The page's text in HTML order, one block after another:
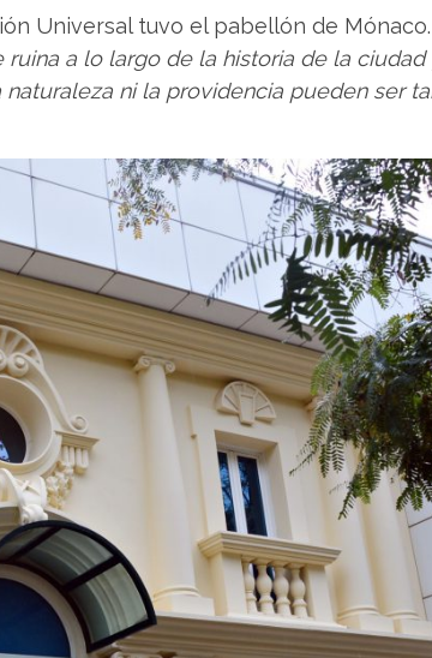
Universal tuvo el pabellón de
a lo largo de la historia de la
ni la providencia pueden ser